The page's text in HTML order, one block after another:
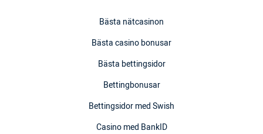
Bästa nätcasinon
Bästa casino bonusar
Bästa bettingsidor
Bettingbonusar
Bettingsidor med Swish
Casino med BankID